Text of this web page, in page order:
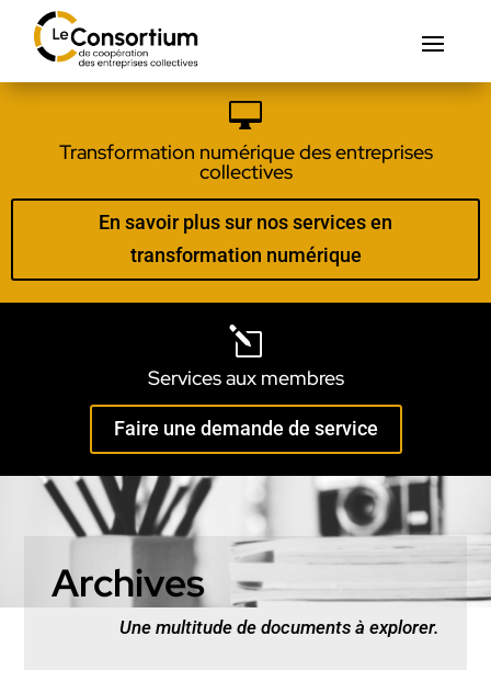

Transformation numérique des entreprises
collectives
En savoir plus sur nos services en
transformation numérique
l
Services aux membres
Faire une demande de service
Archives
Une multitude de documents à explorer.